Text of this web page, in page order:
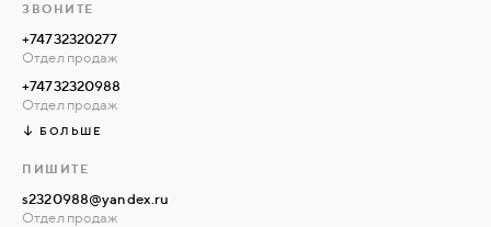
ЗВОНИТЕ
+74732320277
Отдел продаж
+74732320988
Отдел продаж
БОЛЬШЕ
ПИШИТЕ
s2320988@yandex.ru
Отдел продаж